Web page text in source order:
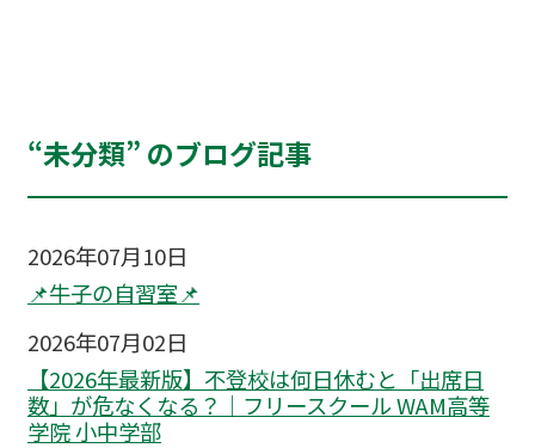
“未分類” のブログ記事
2026年07月10日
📌牛子の自習室📌
2026年07月02日
【2026年最新版】不登校は何日休むと「出席日
数」が危なくなる？｜フリースクール WAM高等
学院 小中学部